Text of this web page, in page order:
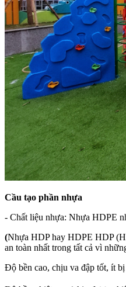
Cầu tạo phần nhựa
- Chất liệu nhựa: Nhựa HDPE
(Nhựa HDP hay HDPE HDP
an toàn nhất trong tất cả vì
Độ bền cao, chịu va đập tốt, ít